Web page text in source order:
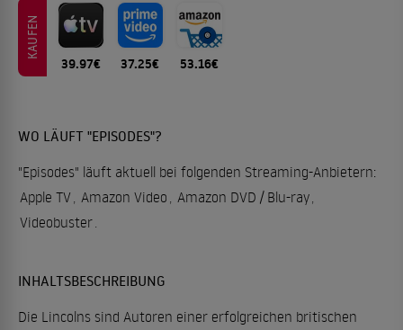
KAUFEN
39.97€ 37.25€ 53.16€
WO LÄUFT "EPISODES"?
"Episodes" läuft aktuell bei folgenden Streaming-Anbietern:
Apple TV, Amazon Video , Amazon DVD / Blu-ray,
Videobuster.
INHALTSBESCHREIBUNG
Die Lincolns sind Autoren einer erfolgreichen britischen